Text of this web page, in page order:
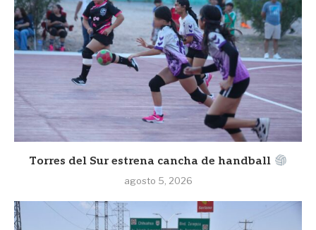
Torres del Sur estrena cancha de handball
agosto 5, 2026